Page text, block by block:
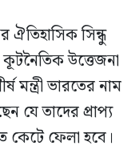
ঐতিহাসিক সিন্ধু
কূটনৈতিক উত্তেজনা
মন্ত্রী ভারতের নাম
যে তাদের প্রাপ্য
কেটে ফেলা হবে।